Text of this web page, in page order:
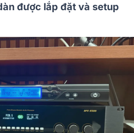
được lắp đặt và setup